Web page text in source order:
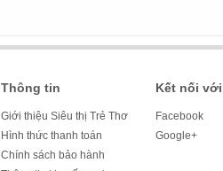
Thông tin
Giới thiệu Siêu thị Trẻ Thơ
Hình thức thanh toán
Chính sách bảo hành
Kết nối
Facebook
Google+